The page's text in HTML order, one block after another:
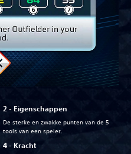
‎2 -‏ Eigenschappen
De sterke en zwakke punten van de 5
tools van een speler.
‎4 -‏ Kracht